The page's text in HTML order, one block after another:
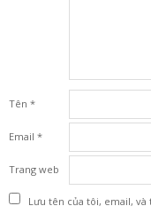
Tên *
Email *
Trang web
Lưu tên của tôi, email,